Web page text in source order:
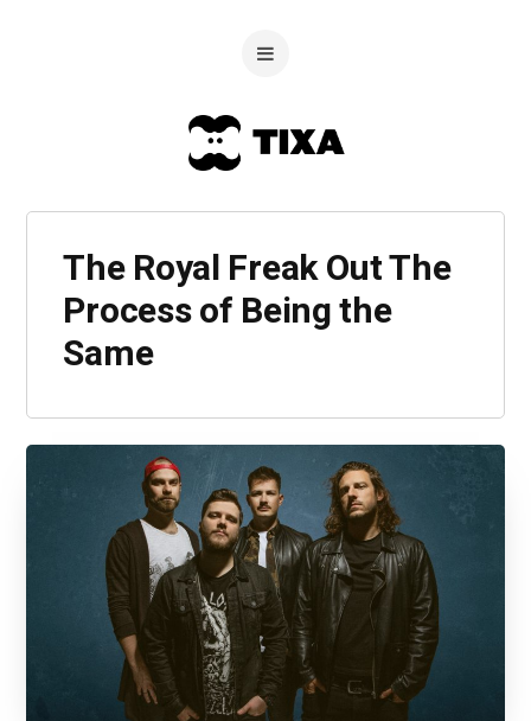
The Royal Freak Out The
Process of Being the
Same